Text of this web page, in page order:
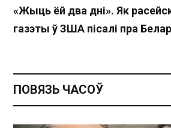
«Жыць ёй два дні». Як
газэты ў ЗША пісалі пра
ПОВЯЗЬ ЧАСОЎ